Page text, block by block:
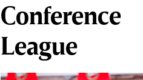
Conference
League